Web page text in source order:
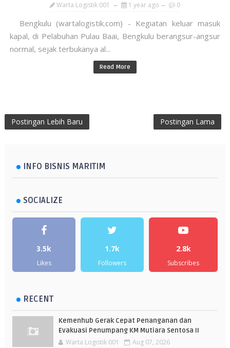
Warta Logistik 001 1 year ago 0
Bengkulu (wartalogistik.com) - Kegiatan keluar masuk
kapal, di Pelabuhan Pulau Baai, Bengkulu berangsur-angsur
normal, sejak terbukanya al...
Read More
Postingan Lebih Baru Postingan Lama
INFO BISNIS MARITIM
SOCIALIZE
3.5k
Likes
1.7k
Followers
2.8k
Subscribes
RECENT
Kemenhub Gerak Cepat Penanganan dan
Evakuasi Penumpang KM Mutiara Sentosa II
Warta Logistik 001 Aug 07, 2026